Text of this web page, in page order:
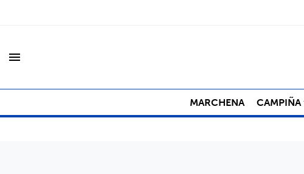
menu
MARCHENA CAMPIÑA